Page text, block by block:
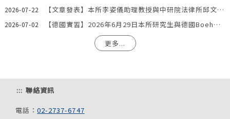
2026-07-22 【文章發表】本所李姿儀助理教授與中研院法律所邱文聰研究員發表文章：「『合理使用』夠用嗎？AI模型訓練著作利用合法性之階段化分析與我國法制因應」
2026-07-02
【德國實習】2026年6月29日本所研究生與德國Boehmert & Boehmert專利事務所一同參訪歐洲專利局。
更多...
::: 聯絡資訊
電話：02-2737-6747